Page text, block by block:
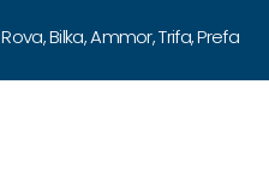
Rova, Bilka, Ammor, Trifa, Prefa